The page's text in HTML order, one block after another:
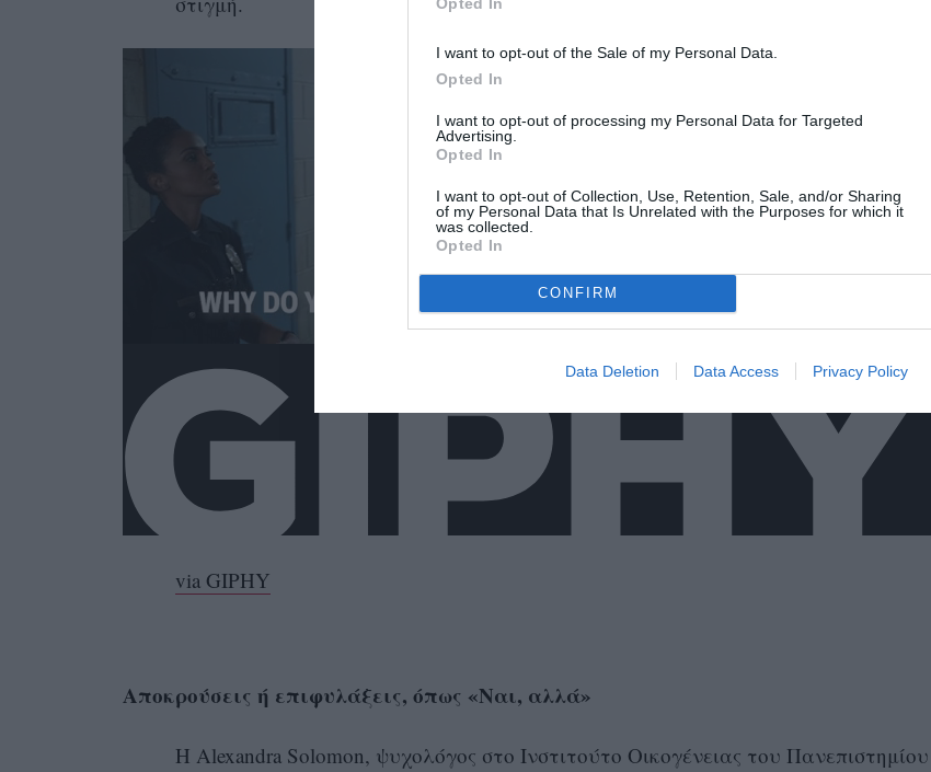
I want to opt-out of the Sale of my Personal Data.
Opted In
I want to opt-out of processing my Personal Data for Targeted
Advertising.
Opted In
I want to opt-out of Collection, Use, Retention, Sale, and/or Sharing
of my Personal Data that Is Unrelated with the Purposes for which it
was collected.
Opted In
CONFIRM
Data Deletion Data Access Privacy Policy
via GIPHY
Αποκρούσεις ή επιφυλάξεις, όπως «Ναι, αλλά»
Η Alexandra Solomon, ψυχολόγος στο Ινστιτούτο Οικογένειας του Πανεπιστημίου